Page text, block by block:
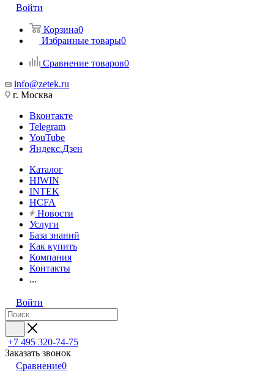
Войти
Корзина0
Избранные товары0
Сравнение товаров0
info@zetek.ru
г. Москва
Вконтакте
Telegram
YouTube
Яндекс.Дзен
Каталог
HIWIN
INTEK
HCFA
Новости
Услуги
База знаний
Как купить
Компания
Контакты
...
Войти
+7 495 320-74-75
Заказать звонок
Сравнение0